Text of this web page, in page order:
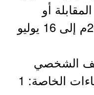
أو
الاختبار: من 1 أبريل 2026م إلى 16 يوليو
الشخصي
وتحديث البيانات والاستثناءات الخاصة: 1